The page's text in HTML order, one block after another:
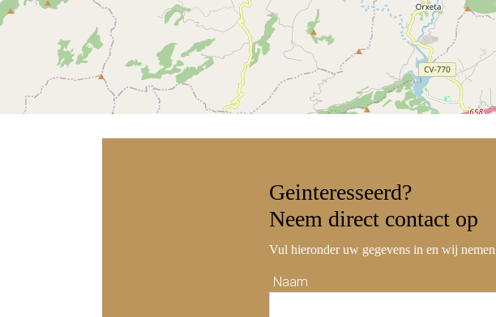
Geinteresseerd?
Neem direct contact op
Vul hieronder uw gegevens in en wij
Naam